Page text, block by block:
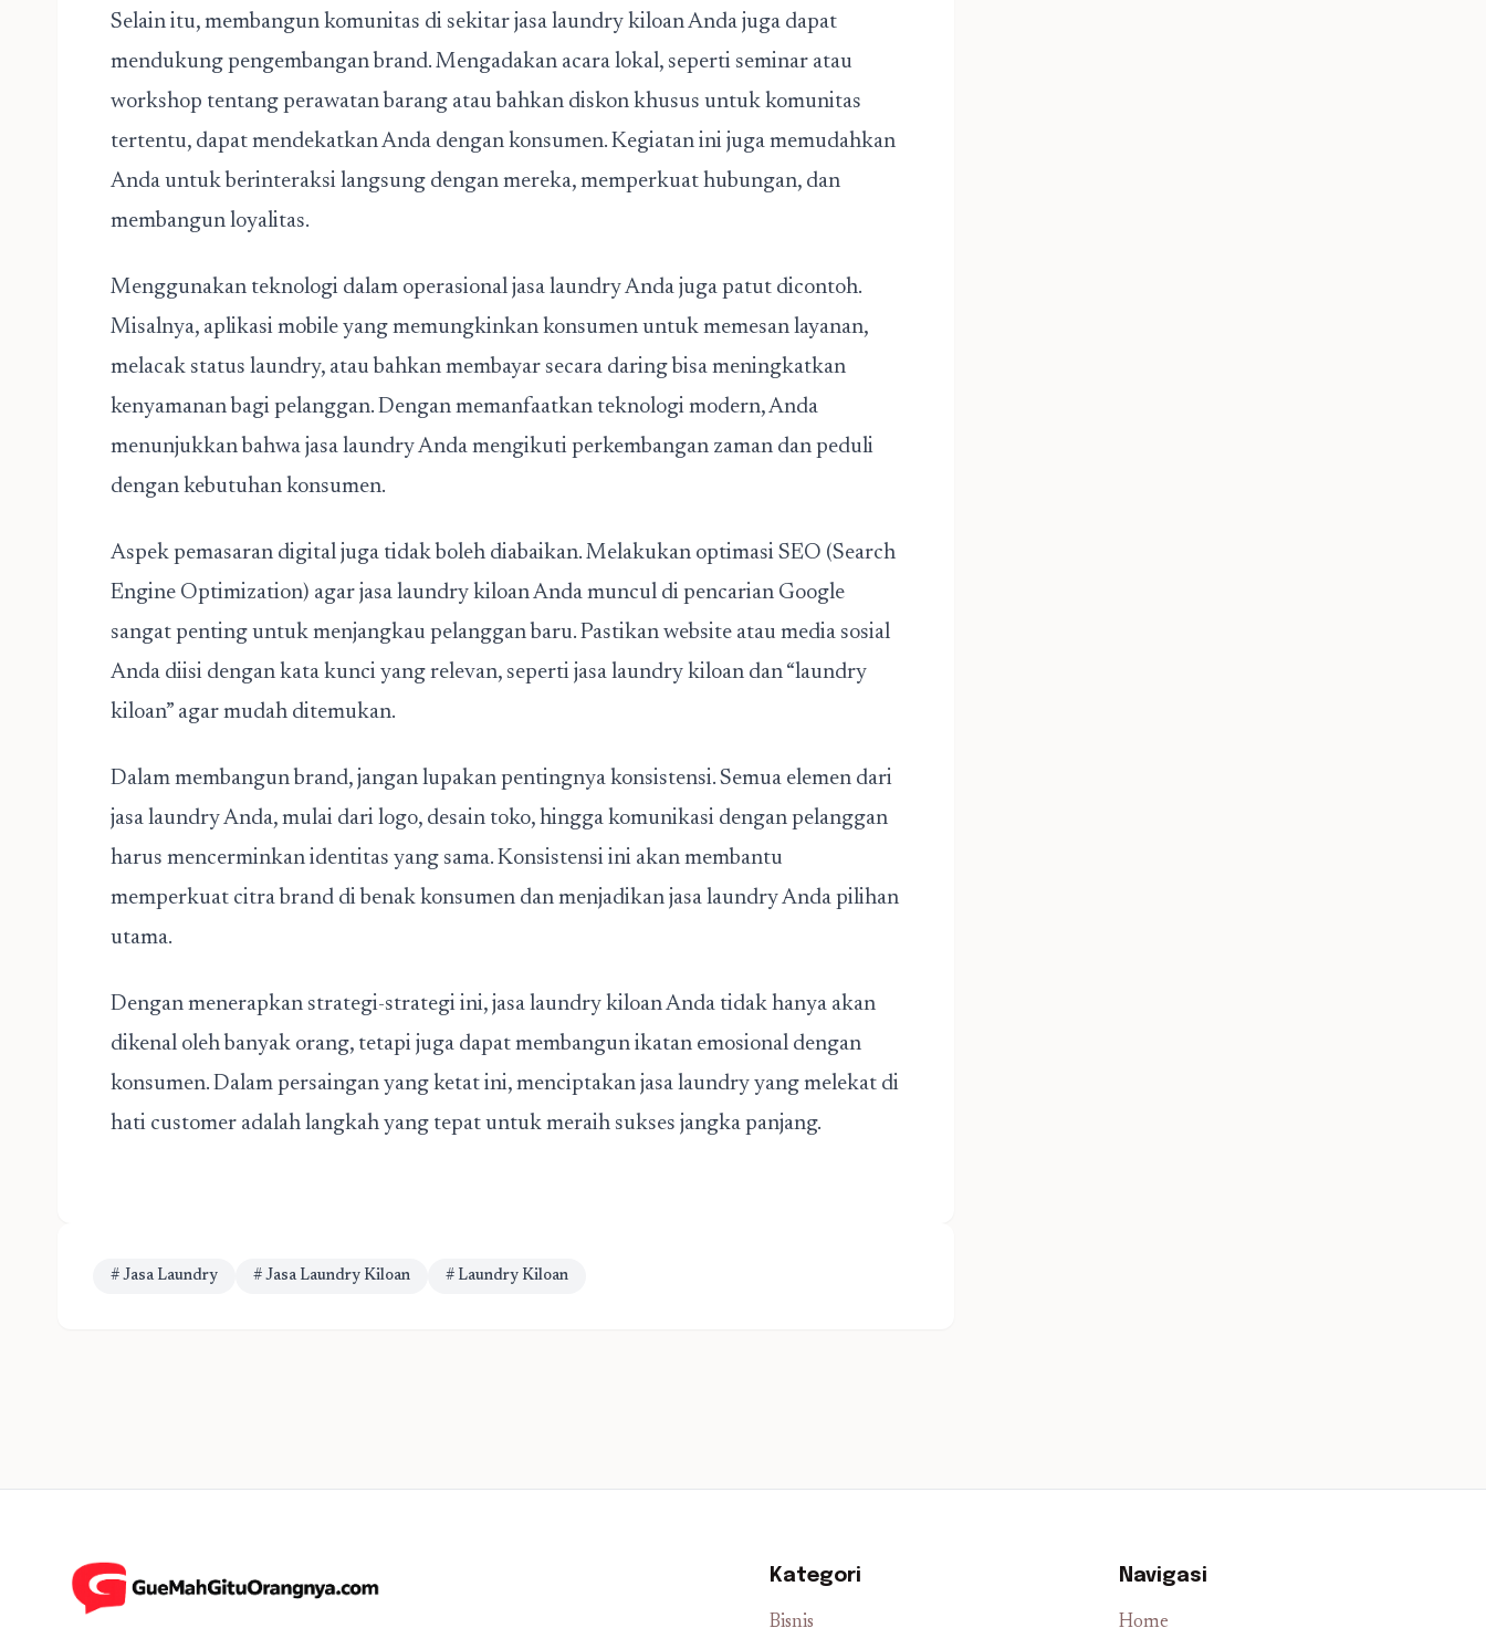
Selain itu, membangun komunitas di sekitar jasa laundry kiloan Anda juga dapat
mendukung pengembangan brand. Mengadakan acara lokal, seperti seminar atau
workshop tentang perawatan barang atau bahkan diskon khusus untuk komunitas
tertentu, dapat mendekatkan Anda dengan konsumen. Kegiatan ini juga memudahkan
Anda untuk berinteraksi langsung dengan mereka, memperkuat hubungan, dan
membangun loyalitas.
Menggunakan teknologi dalam operasional jasa laundry Anda juga patut dicontoh.
Misalnya, aplikasi mobile yang memungkinkan konsumen untuk memesan layanan,
melacak status laundry, atau bahkan membayar secara daring bisa meningkatkan
kenyamanan bagi pelanggan. Dengan memanfaatkan teknologi modern, Anda
menunjukkan bahwa jasa laundry Anda mengikuti perkembangan zaman dan peduli
dengan kebutuhan konsumen.
Aspek pemasaran digital juga tidak boleh diabaikan. Melakukan optimasi SEO (Search
Engine Optimization) agar jasa laundry kiloan Anda muncul di pencarian Google
sangat penting untuk menjangkau pelanggan baru. Pastikan website atau media sosial
Anda diisi dengan kata kunci yang relevan, seperti jasa laundry kiloan dan “laundry
kiloan” agar mudah ditemukan.
Dalam membangun brand, jangan lupakan pentingnya konsistensi. Semua elemen dari
jasa laundry Anda, mulai dari logo, desain toko, hingga komunikasi dengan pelanggan
harus mencerminkan identitas yang sama. Konsistensi ini akan membantu
memperkuat citra brand di benak konsumen dan menjadikan jasa laundry Anda pilihan
utama.
Dengan menerapkan strategi-strategi ini, jasa laundry kiloan Anda tidak hanya akan
dikenal oleh banyak orang, tetapi juga dapat membangun ikatan emosional dengan
konsumen. Dalam persaingan yang ketat ini, menciptakan jasa laundry yang melekat di
hati customer adalah langkah yang tepat untuk meraih sukses jangka panjang.
# Jasa Laundry # Jasa Laundry Kiloan # Laundry Kiloan
Kategori
Bisnis
Navigasi
Home